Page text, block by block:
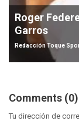
Roger
Garros
Redacción Toque
Comments (0)
Tu dirección de